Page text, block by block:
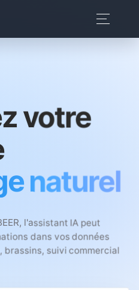
votre
naturel
l'assistant IA peut
dans vos données
brassins, suivi commercial